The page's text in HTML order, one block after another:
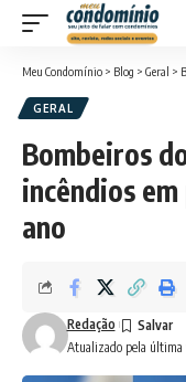
Meu Condomínio > Blog > Geral >
GERAL
Bombeiros
incêndios
ano
Atualizado pela última
Redação